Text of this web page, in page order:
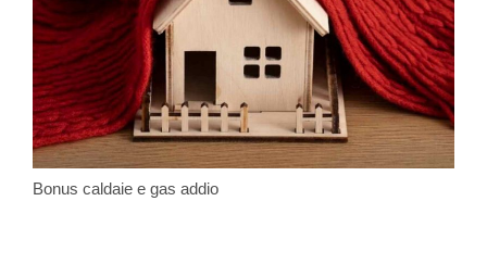
Bonus caldaie e gas addio